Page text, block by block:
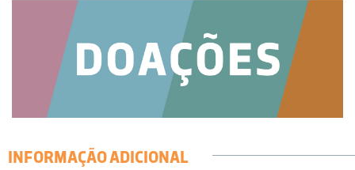
INFORMAÇÃO ADICIONAL